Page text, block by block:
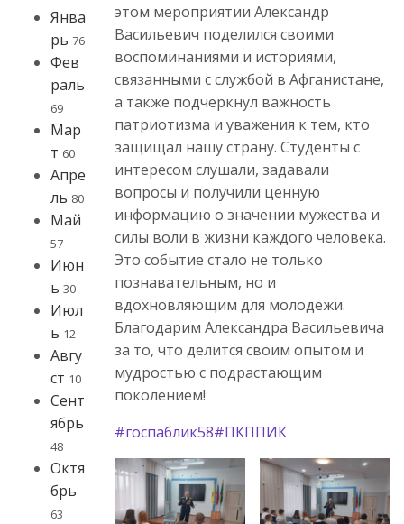
Янва
рь 76
Фев
раль
69
Мар
т 60
Апре
ль 80
Май
57
Июн
ь 30
Июл
ь 12
Авгу
ст 10
Сент
ябрь
48
Октя
брь
63
этом мероприятии Александр
Васильевич поделился своими
воспоминаниями и историями,
связанными с службой в Афганистане,
а также подчеркнул важность
патриотизма и уважения к тем, кто
защищал нашу страну. Студенты с
интересом слушали, задавали
вопросы и получили ценную
информацию о значении мужества и
силы воли в жизни каждого человека.
Это событие стало не только
познавательным, но и
вдохновляющим для молодежи.
Благодарим Александра Васильевича
за то, что делится своим опытом и
мудростью с подрастающим
поколением!
#госпаблик58#ПКППИК